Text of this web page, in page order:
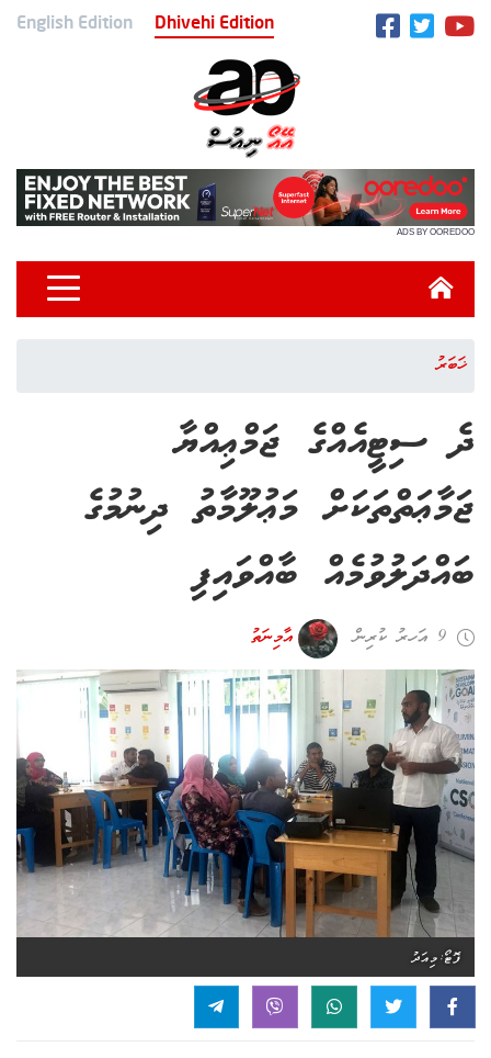
English Edition Dhivehi Edition
ADS BY OOREDOO
ޚަބަރު
ދެ ސިޓީއެއްގެ ޖަމްޢިއްޔާ
ޖަމާޢަތްތަކަށް މަޢުލޫމާތު ދިނުމުގެ
ބައްދަލުވުމެއް ބާއްވައިފި
9 އަހރު ކުރިން އާމިނަތު
ފޮޓޯ:މިއަދު